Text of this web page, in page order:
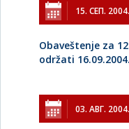
15. СЕП. 2004.
Obaveštenje za
održati
03. АВГ. 2004.